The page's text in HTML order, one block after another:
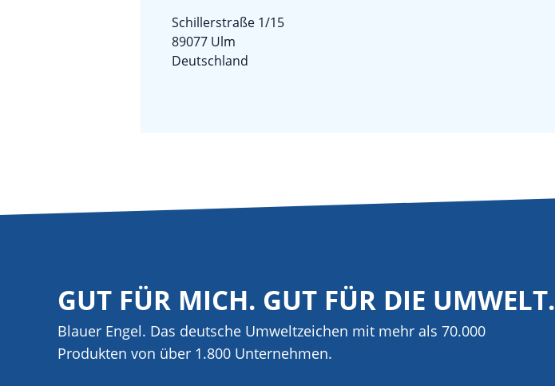
Schillerstraße 1/15
89077 Ulm
Deutschland
GUT FÜR MICH. GUT FÜR DIE UMWELT.
Blauer Engel. Das deutsche Umweltzeichen mit mehr als 70.000
Produkten von über 1.800 Unternehmen.